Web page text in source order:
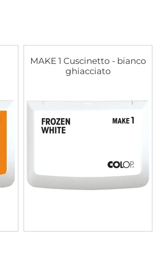
MAKE 1 Cuscinetto - bianco
ghiacciato